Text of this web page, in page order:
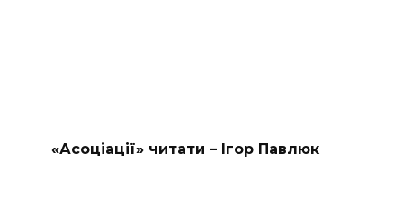
«Асоціації» читати – Ігор Павлюк